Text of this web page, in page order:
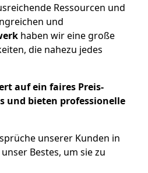
Ressourcen und
und
haben wir eine große
die nahezu jedes
auf ein faires Preis-
und bieten professionelle
unserer Kunden in
Bestes, um sie zu